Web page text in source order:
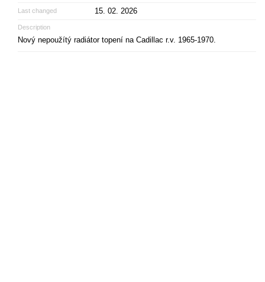
Last changed 15. 02. 2026
Description
Nový nepoužítý radiátor topení na Cadillac r.v. 1965-1970.